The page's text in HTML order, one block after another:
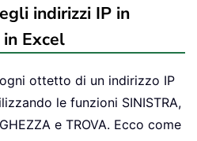
indirizzi IP in
Excel
ottetto di un indirizzo IP
le funzioni SINISTRA,
e TROVA. Ecco come